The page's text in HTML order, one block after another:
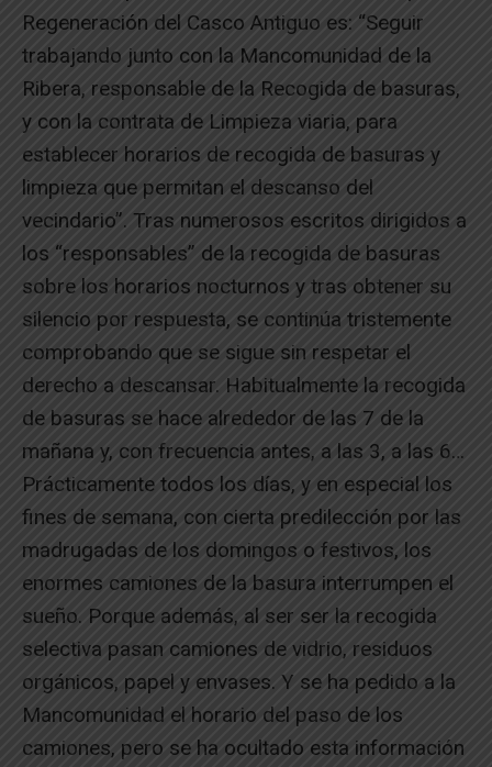
Regeneración del Casco Antiguo es: “Seguir
trabajando junto con la Mancomunidad de la
Ribera, responsable de la Recogida de basuras,
y con la contrata de Limpieza viaria, para
establecer horarios de recogida de basuras y
limpieza que permitan el descanso del
vecindario”. Tras numerosos escritos dirigidos a
los “responsables” de la recogida de basuras
sobre los horarios nocturnos y tras obtener su
silencio por respuesta, se continúa tristemente
comprobando que se sigue sin respetar el
derecho a descansar. Habitualmente la recogida
de basuras se hace alrededor de las 7 de la
mañana y, con frecuencia antes, a las 3, a las 6…
Prácticamente todos los días, y en especial los
fines de semana, con cierta predilección por las
madrugadas de los domingos o festivos, los
enormes camiones de la basura interrumpen el
sueño. Porque además, al ser ser la recogida
selectiva pasan camiones de vidrio, residuos
orgánicos, papel y envases. Y se ha pedido a la
Mancomunidad el horario del paso de los
camiones, pero se ha ocultado esta información